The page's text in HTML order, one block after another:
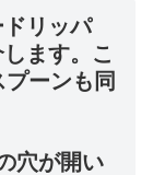
リッパ
ます。こ
ーンも同
穴が開い